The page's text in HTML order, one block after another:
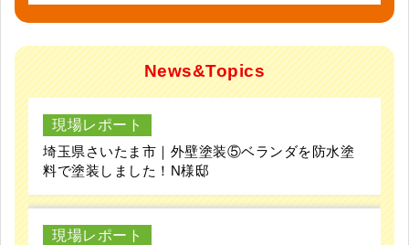
News&Topics
現場レポート
埼玉県さいたま市｜外壁塗装⑤ベランダを防水塗
料で塗装しました！N様邸
現場レポート